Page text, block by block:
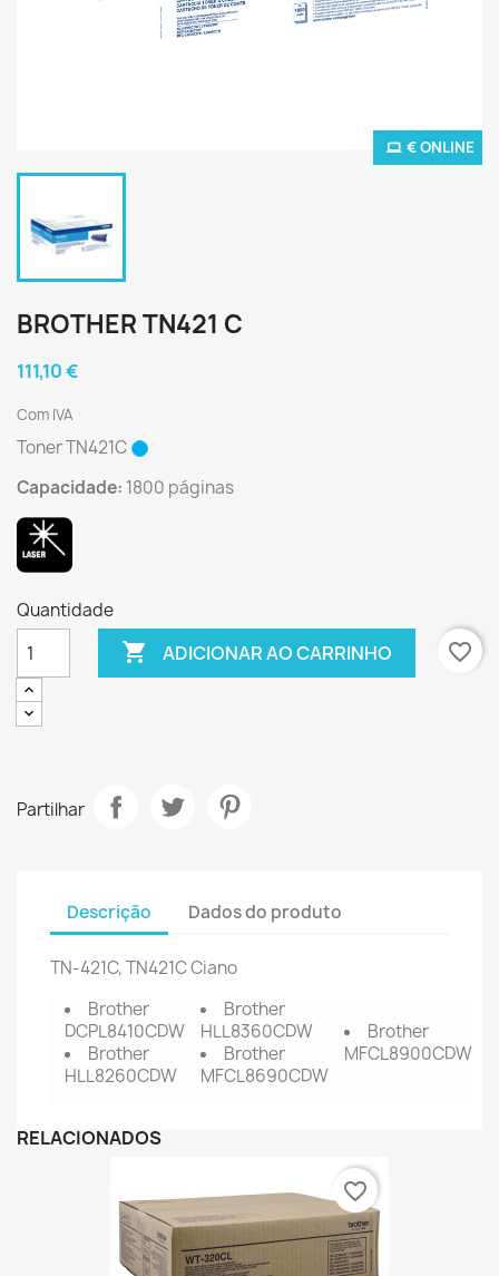
€ ONLINE
BROTHER TN421 C
111,10 €
Com IVA
Toner TN421C
Capacidade: 1800 páginas
Quantidade
 ADICIONAR AO CARRINHO favorite_border
Partilhar
Descrição Dados do produto
TN-421C, TN421C Ciano
Brother
DCPL8410CDW
Brother
HLL8260CDW
Brother
HLL8360CDW
Brother
MFCL8690CDW
Brother
MFCL8900CDW
RELACIONADOS
favorite_border